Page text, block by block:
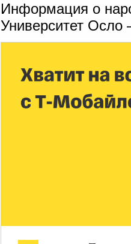
Информация о
Университет